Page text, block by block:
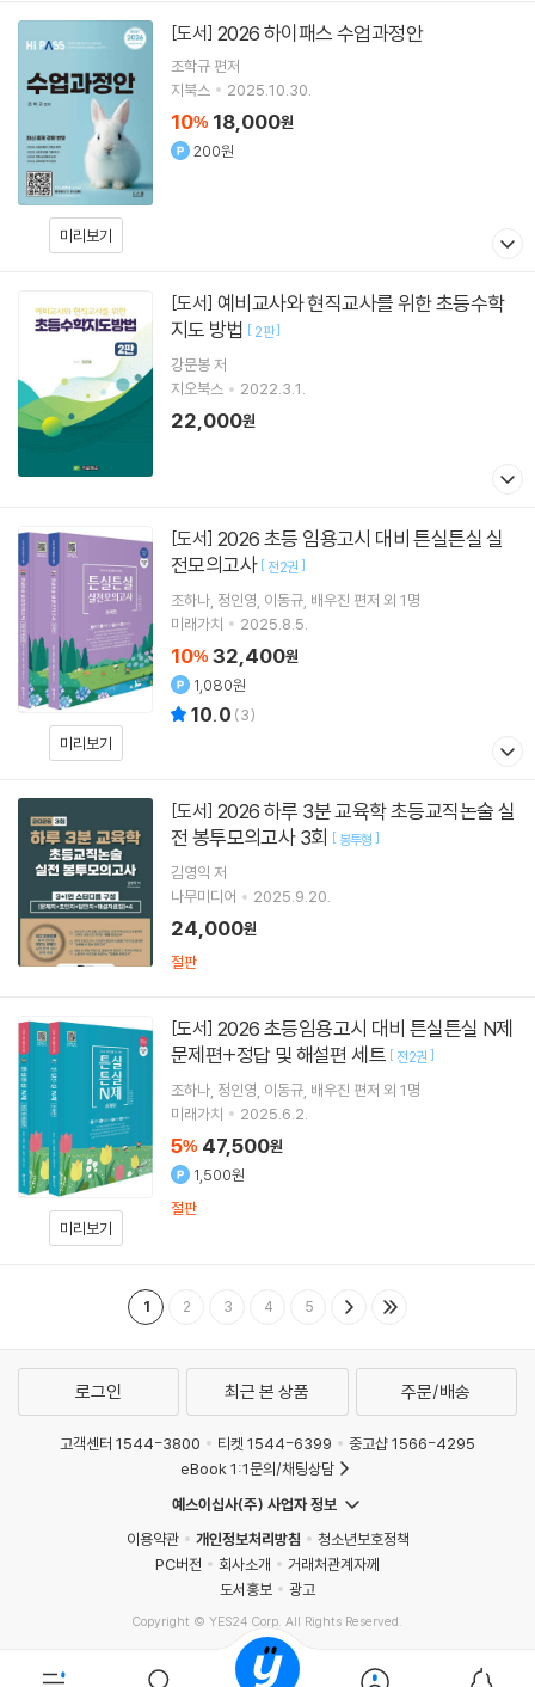
미리보기
[도서] 2026 하이패스 수업과정안
조학규 편저
지북스
2025.10.30.
10% 18,000원
200원
[도서]
지도 방법 [ 2판]
강문봉저
지오북스
2022.3.1.
22,000원
미리보기
[도서]
전모의고사 [ 전2권 ]
조하나 정인영 이동규 배우진 편저 외 1명
미래가치
2025.8.5.
10% 32,400원
1,080원
10.0 (3)
[도서]
전 봉투모의고사 3회 [봉투형 ]
김영익 저
나무미디어
2025.9.20.
24,000원
절판
미리보기
[도서]
문제편+정답 및 해설편 세트 [ 전2권 ]
조하나 정인영 이동규 배우진 편저 외 1명
미래가치
2025.6.2.
5% 47,500원
1,500원
절판
1 2 3 4 5
로그인 최근 본 상품 주문/배송
고객센터 1544-3800 티켓 1544-6399
중고샵 1566-4295
eBook 1:1문의/채팅상담
예스이십사(주) 사업자 정보
이용약관
개인정보처리방침
청소년보호정책
PC버전
회사소개
거래처관계자께
도서홍보
광고
Copyright © YES24 Corp. All Rights Reserved.